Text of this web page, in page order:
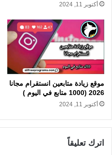
أكتوبر 11, 2024
موقع زيادة متابعين انستقرام مجانا
2026 (1000 متابع في اليوم )
أكتوبر 11, 2024
اترك تعليقاً